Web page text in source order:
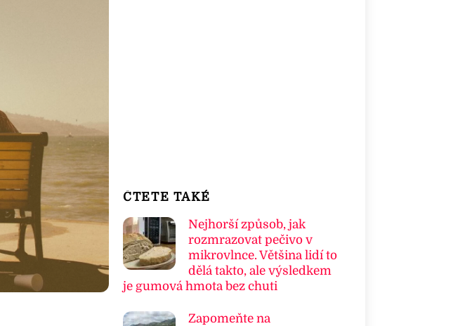
ČTETE TAKÉ
Nejhorší způsob, jak
rozmrazovat pečivo v
mikrovlnce. Většina lidí to
dělá takto, ale výsledkem
je gumová hmota bez chuti
Zapomeňte na